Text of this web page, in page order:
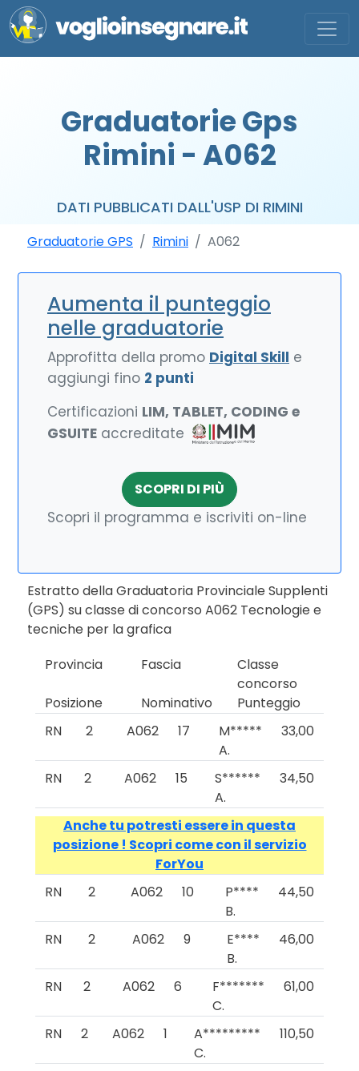
Graduatorie Gps
Rimini - A062
DATI PUBBLICATI DALL'USP DI RIMINI
Graduatorie GPS Rimini A062
Aumenta il punteggio
nelle graduatorie
Approfitta della promo Digital Skill e
aggiungi fino 2 punti
Certificazioni LIM, TABLET, CODING e
GSUITE accreditate
SCOPRI DI PIÙ
Scopri il programma e iscriviti on-line
Estratto della Graduatoria Provinciale Supplenti
(GPS) su classe di concorso A062 Tecnologie e
tecniche per la grafica
Provincia
Fascia
Classe
concorso
Posizione
Nominativo
Punteggio
RN
2 A062 17
M*****
A.
33,00
RN 2 A062 15
S******
A.
34,50
Anche tu potresti essere in questa
posizione ! Scopri come con il servizio
ForYou
RN
2 A062 10
P****
B.
44,50
RN 2 A062 9
E****
B.
46,00
RN 2 A062 6
F*******
C.
61,00
RN 2 A062 1
A*********
C.
110,50